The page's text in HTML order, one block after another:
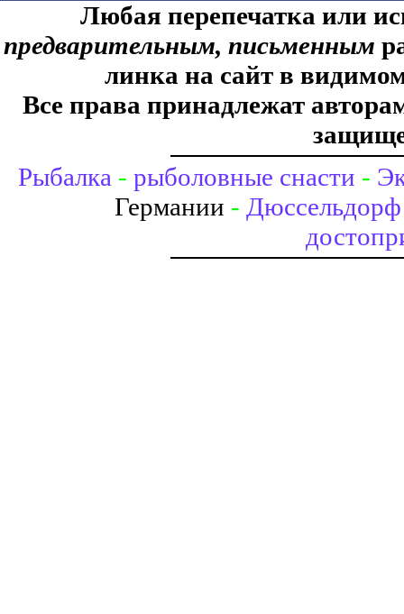
Любая перепечатка или
предварительным, письменным
линка на сайт в
Все права принадлежат
Рыбалка - рыболовные снасти -
Германии - Дюссельдорф